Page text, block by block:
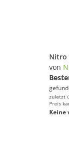
von
zuletzt
Preis
Keine